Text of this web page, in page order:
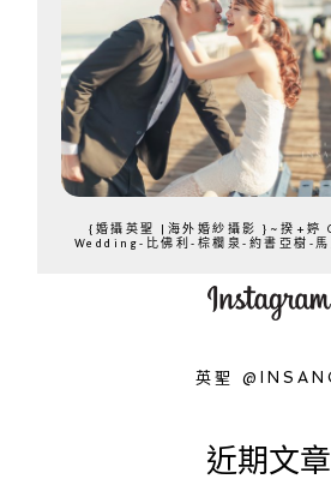
{婚攝英聖 |海外婚紗攝影 }~揆+
Wedding-比佛利-棕櫚泉-約書亞樹-
英聖
近期文章